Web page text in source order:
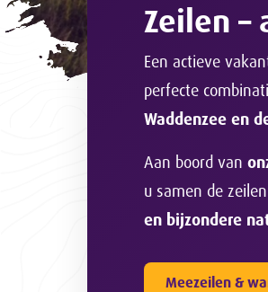
Zeilen –
Een actieve
perfecte
Waddenzee en
Aan boord van
u samen de
en bijzondere
Meezeilen &